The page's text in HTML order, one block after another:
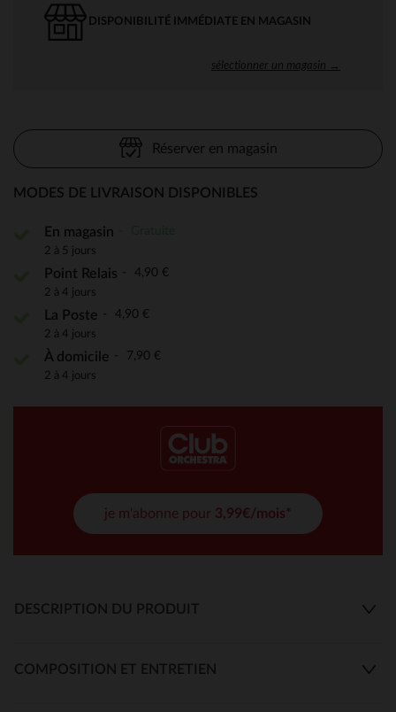
DISPONIBILITÉ IMMÉDIATE EN MAGASIN
sélectionner un magasin →
Réserver en magasin
MODES DE LIVRAISON DISPONIBLES
En magasin
2 à 5 jours
Point Relais 4,90 €
2 à 4 jours
La Poste 4,90 €
2 à 4 jours
À domicile 7,90 €
2 à 4 jours
je m'abonne pour 3,99€/mois*
DESCRIPTION DU PRODUIT
COMPOSITION ET ENTRETIEN